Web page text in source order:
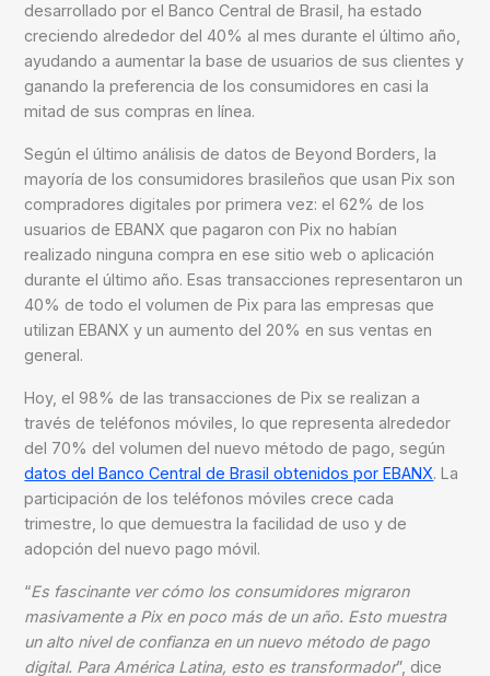
desarrollado por el Banco Central de Brasil, ha estado
creciendo alrededor del 40% al mes durante el último año,
ayudando a aumentar la base de usuarios de sus clientes y
ganando la preferencia de los consumidores en casi la
mitad de sus compras en línea.
Según el último análisis de datos de Beyond Borders, la
mayoría de los consumidores brasileños que usan Pix son
compradores digitales por primera vez: el 62% de los
usuarios de EBANX que pagaron con Pix no habían
realizado ninguna compra en ese sitio web o aplicación
durante el último año. Esas transacciones representaron un
40% de todo el volumen de Pix para las empresas que
utilizan EBANX y un aumento del 20% en sus ventas en
general.
Hoy, el 98% de las transacciones de Pix se realizan a
través de teléfonos móviles, lo que representa alrededor
del 70% del volumen del nuevo método de pago, según
datos del Banco Central de Brasil obtenidos por EBANX. La
participación de los teléfonos móviles crece cada
trimestre, lo que demuestra la facilidad de uso y de
adopción del nuevo pago móvil.
“Es fascinante ver cómo los consumidores migraron
masivamente a Pix en poco más de un año. Esto muestra
un alto nivel de confianza en un nuevo método de pago
digital. Para América Latina, esto es transformador”, dice